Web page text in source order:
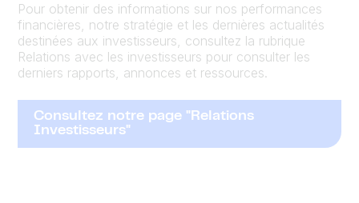
Pour obtenir des informations sur nos performances
financières, notre stratégie et les dernières actualités
destinées aux investisseurs, consultez la rubrique
Relations avec les investisseurs pour consulter les
derniers rapports, annonces et ressources.
Consultez notre page "Relations
Investisseurs"